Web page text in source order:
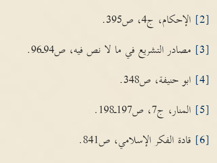
[2]
الإحكام، ج4، ص395.
[3]
مصادر التشريع في ما لا نص فيه، ص94ـ96.
[4]
ابو حنيفة، ص348.
[5]
المنار، ج7، ص197ـ198.
[6]
قادة الفكر الإسلامي، ص841.